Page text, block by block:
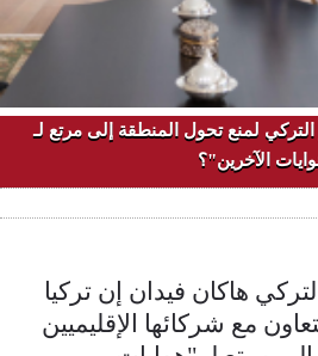
لمنع تحول المنطقة إلى مرتع لـ
الآخرين"؟
هاكان فيدان إن تركيا
مع شركائها الإقليميين